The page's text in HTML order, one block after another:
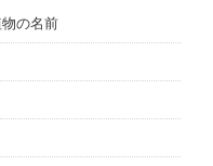
物の名前